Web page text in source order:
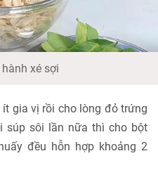
xé sợi
gia vị rồi cho lòng đỏ trứng
súp sôi lần nữa thì cho bột
đều hỗn hợp khoảng 2